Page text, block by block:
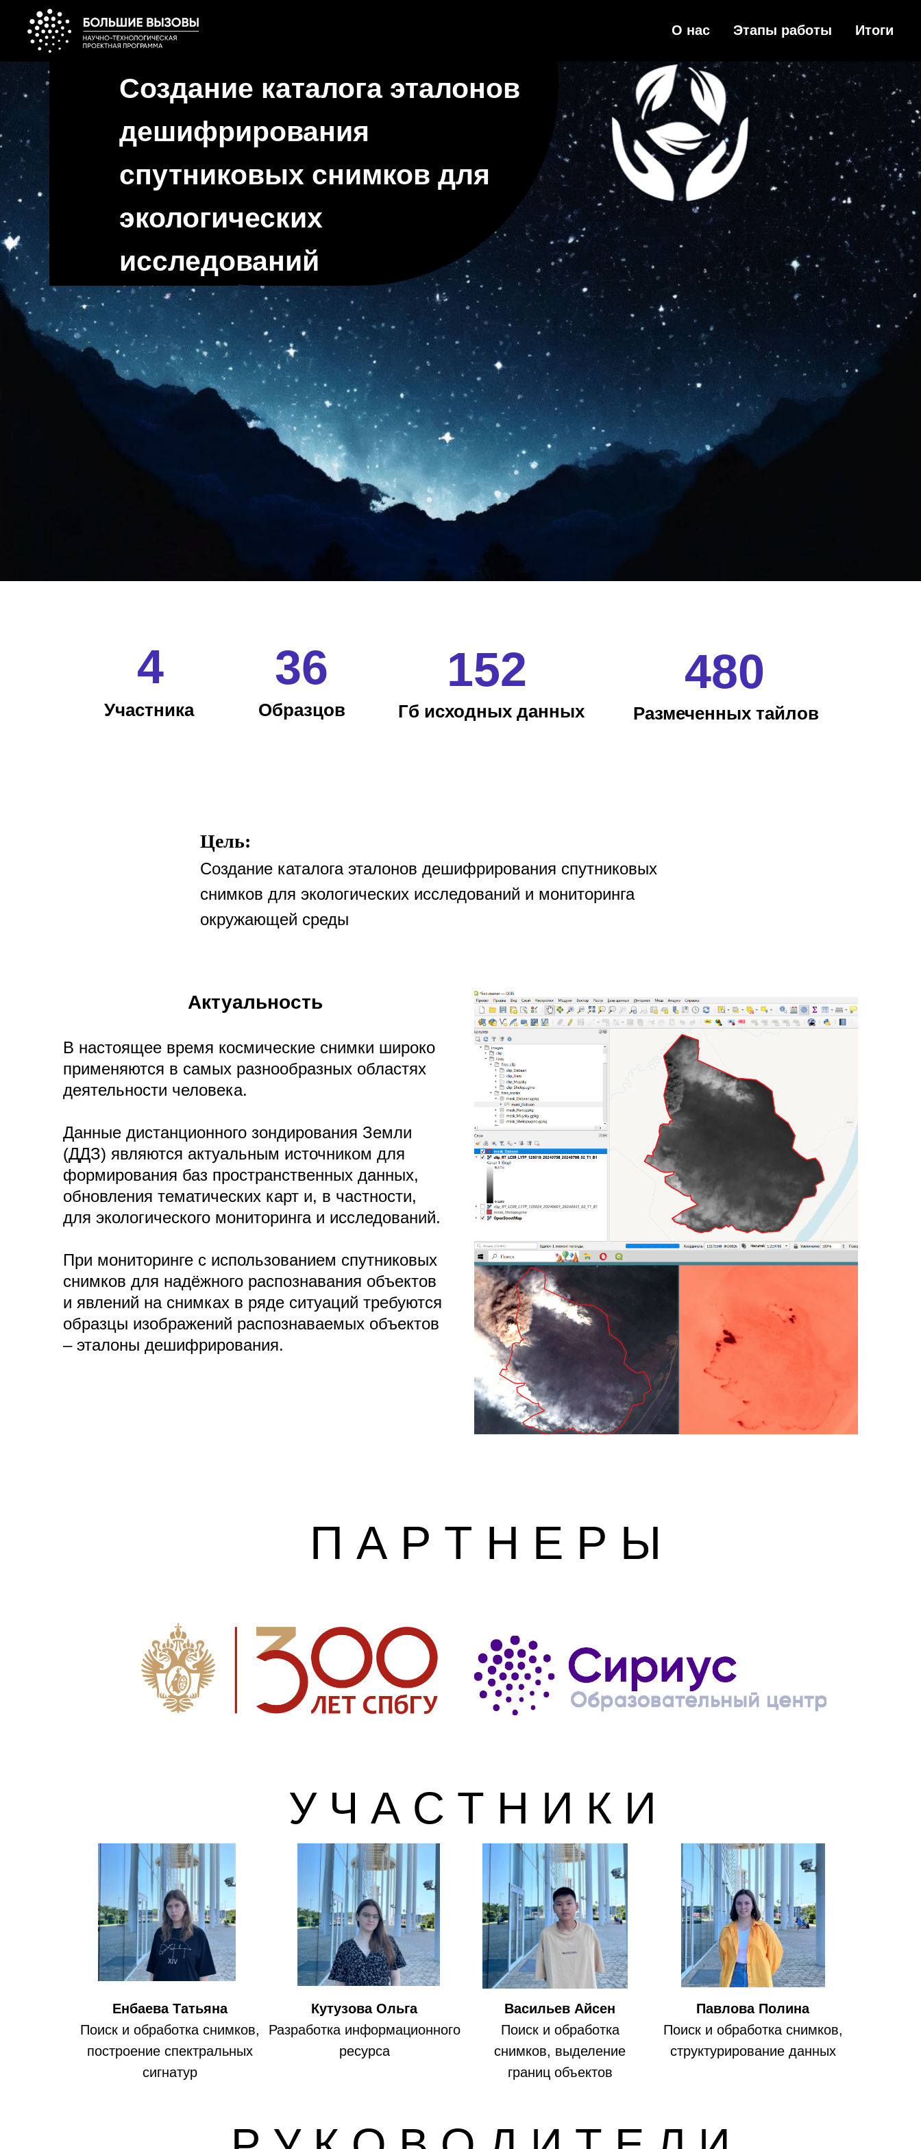
О нас Этапы работы Итоги
Tilda Publishing
Создание каталога эталонов
дешифрирования
спутниковых снимков для
экологических
исследований
Гб исходных данных
Участника Образцов Размеченных тайлов
4 36 152 480
Цель:
Создание каталога эталонов дешифрирования спутниковых
снимков для экологических исследований и мониторинга
окружающей среды
Актуальность
В настоящее время космические снимки широко
применяются в самых разнообразных областях
деятельности человека.
Данные дистанционного зондирования Земли
(ДДЗ) являются актуальным источником для
формирования баз пространственных данных,
обновления тематических карт и, в частности,
для экологического мониторинга и исследований.
При мониторинге с использованием спутниковых
снимков для надёжного распознавания объектов
и явлений на снимках в ряде ситуаций требуются
образцы изображений распознаваемых объектов
– эталоны дешифрирования.
П А Р Т Н Е Р Ы
У Ч А С Т Н И К И
Кутузова Ольга
Разработка информационного
ресурса
Енбаева Татьяна
Поиск и обработка снимков,
построение спектральных
сигнатур
Павлова Полина
Поиск и обработка снимков,
структурирование данных
Васильев Айсен
Поиск и обработка
снимков, выделение
границ объектов